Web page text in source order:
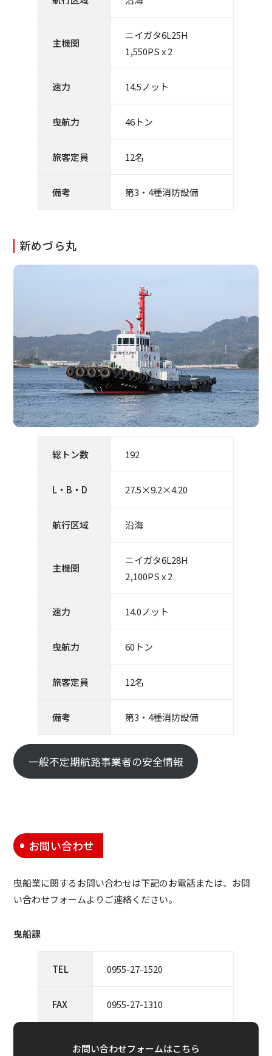
主機関
ニイガタ6L25H
1,550PS x 2
速力 14.5ノット
曳航力 46トン
旅客定員 12名
備考 第3・4種消防設備
新めづら丸
総トン数 192
L・B・D 27.5×9.2×4.20
航行区域 沿海
主機関
ニイガタ6L28H
2,100PS x 2
速力 14.0ノット
曳航力 60トン
旅客定員 12名
備考 第3・4種消防設備
一般不定期航路事業者の安全情報
お問い合わせ
曳船業に関するお問い合わせは下記のお電話または、お問
い合わせフォームよりご連絡ください。
曳船課
TEL 0955-27-1520
FAX 0955-27-1310
お問い合わせフォームはこちら